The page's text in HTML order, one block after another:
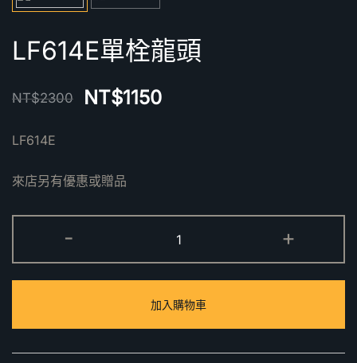
LF614E單栓龍頭
NT$2300 NT$1150
LF614E
來店另有優惠或贈品
-
單
栓
頭
數
量
+
加入購物車